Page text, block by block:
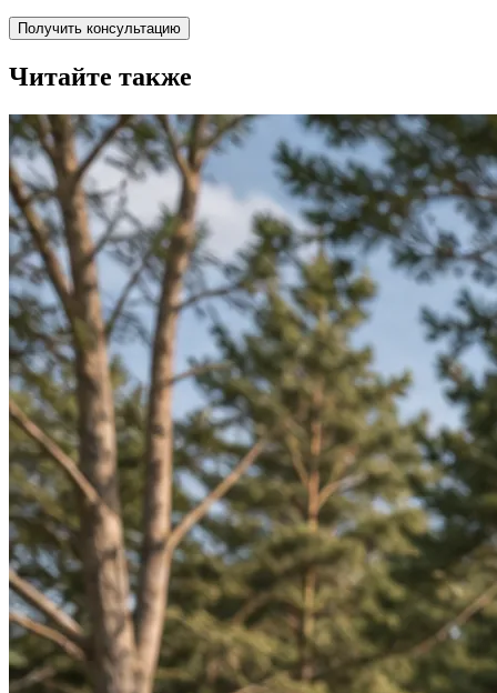
Получить консультацию
Читайте также